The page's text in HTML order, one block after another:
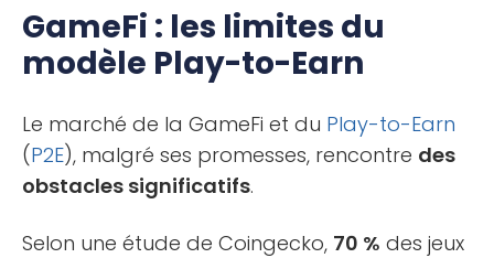
GameFi : les limites du
modèle Play-to-Earn
Le marché de la GameFi et du Play-to-Earn
(P2E), malgré ses promesses, rencontre des
obstacles significatifs.
Selon une étude de Coingecko, 70 % des jeux